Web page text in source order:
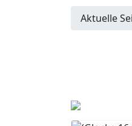
Aktuelle